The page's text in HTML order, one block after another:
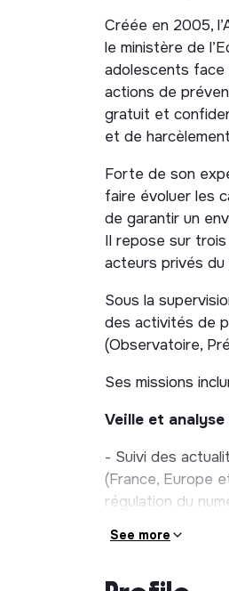
Créée en 2005,
le ministère de
adolescents face
actions de
gratuit et
et de
Forte de son
faire évoluer les
de garantir un
Il repose sur trois
acteurs privés du
Sous la
des activités de
(Observatoire,
Ses missions
Veille et
- Suivi des
(France, Europe
régulation du
- Suivi des
commissions,
See more